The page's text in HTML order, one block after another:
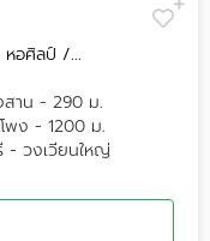
หอศิลป์ /...
สาน - 290 ม.
พง - 1200 ม.
- วงเวียนใหญ่